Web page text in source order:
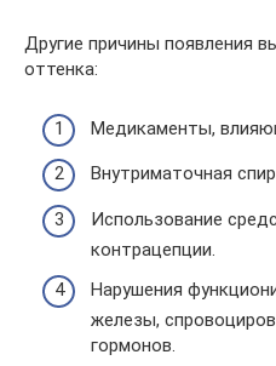
Другие причины появления
оттенка:
Медикаменты,
Внутриматочная
Использование
контрацепции.
Нарушения
железы,
гормонов.